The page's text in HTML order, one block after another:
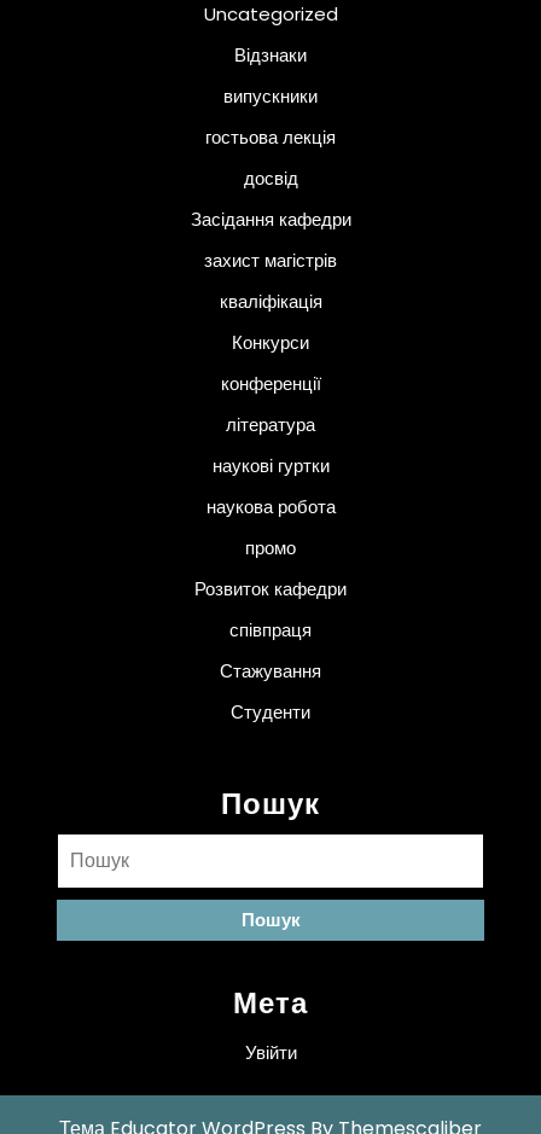
Uncategorized
Відзнаки
випускники
гостьова лекція
досвід
Засідання кафедри
захист магістрів
кваліфікація
Конкурси
конференції
література
наукові гуртки
наукова робота
промо
Розвиток кафедри
співпраця
Стажування
Студенти
Пошук
Пошук:
Мета
Увійти
Тема Educator WordPress By Themescaliber